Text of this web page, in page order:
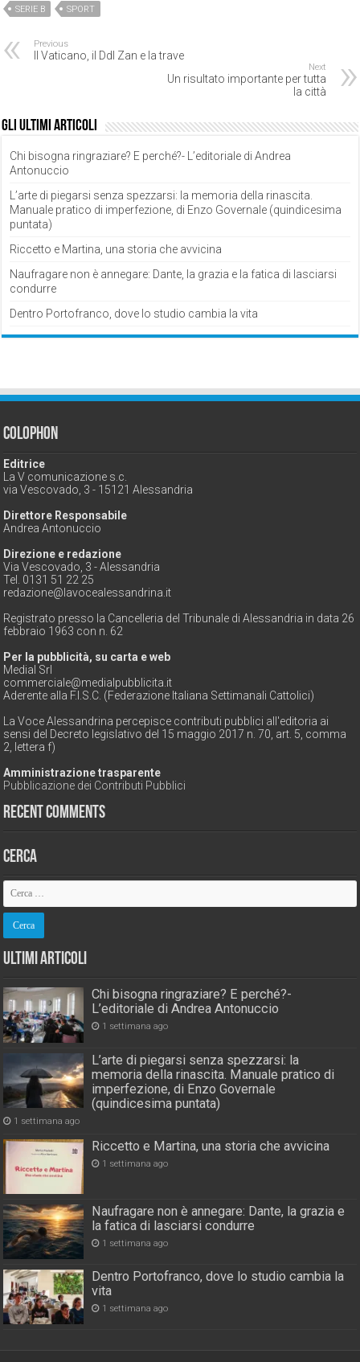
SERIE B
SPORT
Previous
Il Vaticano, il Ddl Zan e la trave
Next
Un risultato importante per tutta
la città
Gli ultimi articoli
Chi bisogna ringraziare? E perché?- L’editoriale di Andrea
Antonuccio
L’arte di piegarsi senza spezzarsi: la memoria della rinascita.
Manuale pratico di imperfezione, di Enzo Governale (quindicesima
puntata)
Riccetto e Martina, una storia che avvicina
Naufragare non è annegare: Dante, la grazia e la fatica di lasciarsi
condurre
Dentro Portofranco, dove lo studio cambia la vita
Colophon
Editrice
La V comunicazione s.c.
via Vescovado, 3 - 15121 Alessandria
Direttore Responsabile
Andrea Antonuccio
Direzione e redazione
Via Vescovado, 3 - Alessandria
Tel. 0131 51 22 25
redazione@lavocealessandrina.it
Registrato presso la Cancelleria del Tribunale di Alessandria in data 26
febbraio 1963 con n. 62
Per la pubblicità, su carta e web
Medial Srl
commerciale@medialpubblicita.it
Aderente alla F.I.S.C. (Federazione Italiana Settimanali Cattolici)
La Voce Alessandrina percepisce contributi pubblici all'editoria ai
sensi del Decreto legislativo del 15 maggio 2017 n. 70, art. 5, comma
2, lettera f)
Amministrazione trasparente
Pubblicazione dei Contributi Pubblici
Recent Comments
Cerca
Ultimi Articoli
Chi bisogna ringraziare? E perché?-
L’editoriale di Andrea Antonuccio
1 settimana ago
L’arte di piegarsi senza spezzarsi: la
memoria della rinascita. Manuale pratico di
imperfezione, di Enzo Governale
(quindicesima puntata)
1 settimana ago
Riccetto e Martina, una storia che avvicina
1 settimana ago
Naufragare non è annegare: Dante, la grazia e
la fatica di lasciarsi condurre
1 settimana ago
Dentro Portofranco, dove lo studio cambia la
vita
1 settimana ago